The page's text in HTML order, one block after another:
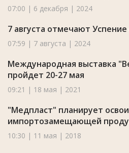
07:00 | 6 декабря | 2024
7 августа отмечают
07:59 | 7 августа | 2024
Международная выставка
пройдет 20-27 мая
09:21 | 18 мая | 2021
"Медпласт" планирует
импортозамещающей
10:30 | 11 мая | 2018